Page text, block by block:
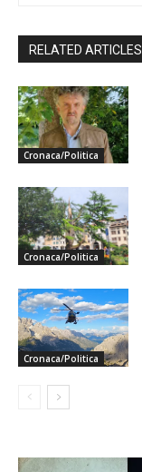
RELATED ARTICLES
Cronaca/Politica
Cronaca/Politica
Cronaca/Politica